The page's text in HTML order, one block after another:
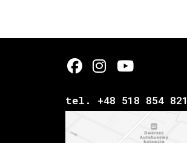
tel. +48 518 854 821